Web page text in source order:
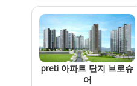
preti 아파트 단지 브로슈
어